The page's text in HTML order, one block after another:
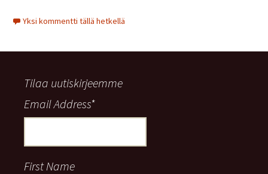
Yksi kommentti tällä hetkellä
Tilaa uutiskirjeemme
Email Address*
First Name